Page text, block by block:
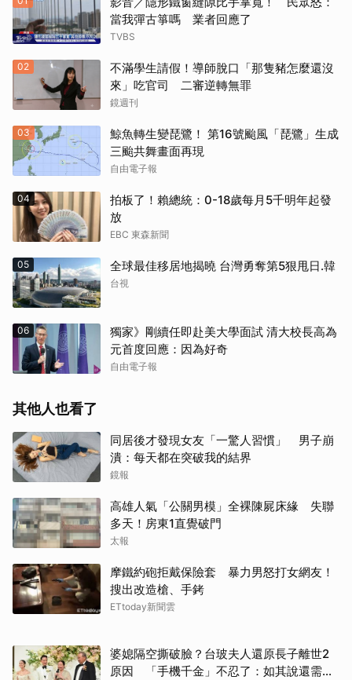
當我彈古箏嗎 業者回應了
TVBS
02
不滿學生請假！導師脫口「那隻豬怎麼還沒
來」吃官司 二審逆轉無罪
鏡週刊
03
鯨魚轉生變琵鷺！ 第16號颱風「琵鷺」生成
三颱共舞畫面再現
自由電子報
04
拍板了！賴總統：0-18歲每月5千明年起發
放
EBC 東森新聞
05 全球最佳移居地揭曉 台灣勇奪第5狠甩日.韓
台視
06
獨家》剛續任即赴美大學面試 清大校長高為
元首度回應：因為好奇
自由電子報
其他人也看了
同居後才發現女友「一驚人習慣」 男子崩
潰：每天都在突破我的結界
鏡報
高雄人氣「公關男模」全裸陳屍床緣 失聯
多天！房東1直覺破門
太報
摩鐵約砲拒戴保險套 暴力男怒打女網友！
搜出改造槍、手銬
ETtoday新聞雲
婆媳隔空撕破臉？台玻夫人還原長子離世2
原因 「手機千金」不忍了：如其說還需要